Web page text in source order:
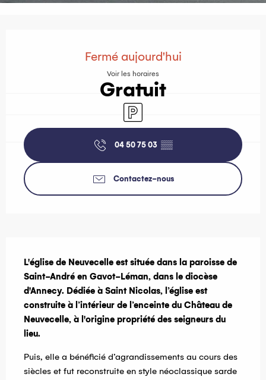
Fermé aujourd'hui
Voir les horaires
Gratuit
Parking
04 50 75 03 ▒▒
Contactez-nous
L'église de Neuvecelle est située dans la paroisse de
Saint-André en Gavot-Léman, dans le diocèse
d'Annecy. Dédiée à Saint Nicolas, l’église est
construite à l’intérieur de l’enceinte du Château de
Neuvecelle, à l'origine propriété des seigneurs du
lieu.
Puis, elle a bénéficié d’agrandissements au cours des
siècles et fut reconstruite en style néoclassique sarde